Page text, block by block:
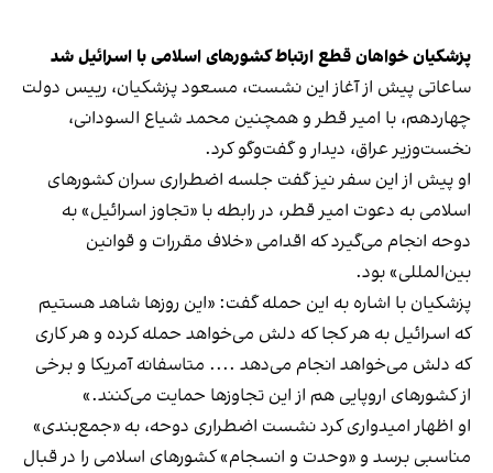
پزشکیان خواهان قطع ارتباط کشورهای اسلامی با اسرائیل شد
ساعاتی پیش از آغاز این نشست، مسعود پزشکیان، رییس دولت
چهاردهم، با امیر قطر و همچنین محمد شیاع السودانی،
نخست‌وزیر عراق، دیدار و گفت‌وگو کرد.
او پیش از این سفر نیز گفت جلسه اضطراری سران کشورهای
اسلامی به دعوت امیر قطر، در رابطه با «تجاوز اسرائیل» به
دوحه انجام می‌گیرد که اقدامی «خلاف مقررات و قوانین
بین‌المللی» بود.
پزشکیان با اشاره به این حمله گفت: «این روزها شاهد هستیم
که اسرائیل به هر کجا که دلش می‌خواهد حمله کرده و هر کاری
که دلش می‌خواهد انجام می‌دهد .... متاسفانه آمریکا و برخی
از کشورهای اروپایی هم از این تجاوزها حمایت می‌کنند.»
او اظهار امیدواری کرد نشست اضطراری دوحه، به «جمع‌بندی»
مناسبی برسد و «وحدت و انسجام» کشورهای اسلامی را در قبال